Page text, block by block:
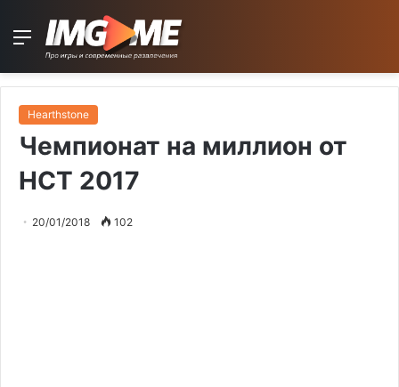
Menu
Hearthstone
Чемпионат на миллион от
HCT 2017
20/01/2018 102